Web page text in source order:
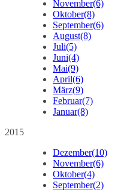
November(6)
Oktober(8)
September(6)
August(8)
Juli(5)
Juni(4)
Mai(9)
April(6)
März(9)
Februar(7)
Januar(8)
2015
Dezember(10)
November(6)
Oktober(4)
September(2)